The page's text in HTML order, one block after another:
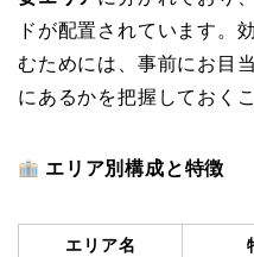
ドが配置されています。
むためには、事前にお目
にあるかを把握しておく
エリア別構成と特徴
エリア名